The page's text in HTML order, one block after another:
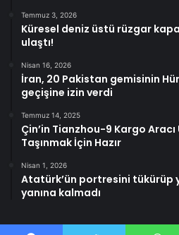
Temmuz 3, 2026
Küresel deniz üstü rüzgar
ulaştı!
Nisan 16, 2026
İran, 20 Pakistan gemisinin
geçişine izin verdi
Temmuz 14, 2025
Çin’in Tianzhou-9 Kargo
Taşınmak İçin Hazır
Nisan 1, 2026
Atatürk’ün portresini tükürüp
yanına kalmadı